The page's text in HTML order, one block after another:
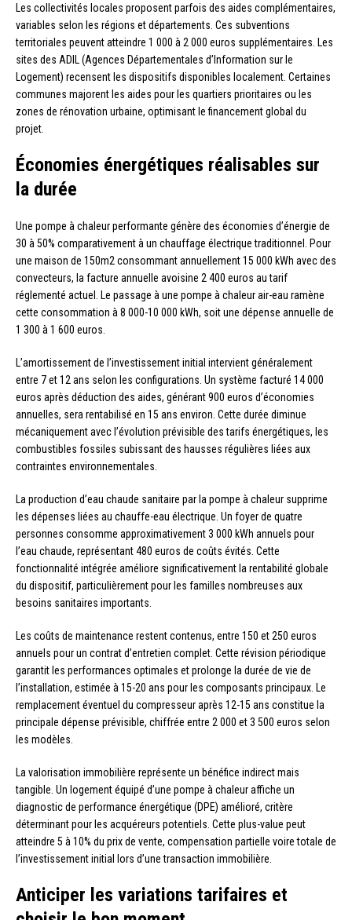
Les collectivités locales proposent parfois des aides complémentaires,
variables selon les régions et départements. Ces subventions
territoriales peuvent atteindre 1 000 à 2 000 euros supplémentaires. Les
sites des ADIL (Agences Départementales d’Information sur le
Logement) recensent les dispositifs disponibles localement. Certaines
communes majorent les aides pour les quartiers prioritaires ou les
zones de rénovation urbaine, optimisant le financement global du
projet.
Économies énergétiques réalisables sur
la durée
Une pompe à chaleur performante génère des économies d’énergie de
30 à 50% comparativement à un chauffage électrique traditionnel. Pour
une maison de 150m2 consommant annuellement 15 000 kWh avec des
convecteurs, la facture annuelle avoisine 2 400 euros au tarif
réglementé actuel. Le passage à une pompe à chaleur air-eau ramène
cette consommation à 8 000-10 000 kWh, soit une dépense annuelle de
1 300 à 1 600 euros.
L’amortissement de l’investissement initial intervient généralement
entre 7 et 12 ans selon les configurations. Un système facturé 14 000
euros après déduction des aides, générant 900 euros d’économies
annuelles, sera rentabilisé en 15 ans environ. Cette durée diminue
mécaniquement avec l’évolution prévisible des tarifs énergétiques, les
combustibles fossiles subissant des hausses régulières liées aux
contraintes environnementales.
La production d’eau chaude sanitaire par la pompe à chaleur supprime
les dépenses liées au chauffe-eau électrique. Un foyer de quatre
personnes consomme approximativement 3 000 kWh annuels pour
l’eau chaude, représentant 480 euros de coûts évités. Cette
fonctionnalité intégrée améliore significativement la rentabilité globale
du dispositif, particulièrement pour les familles nombreuses aux
besoins sanitaires importants.
Les coûts de maintenance restent contenus, entre 150 et 250 euros
annuels pour un contrat d’entretien complet. Cette révision périodique
garantit les performances optimales et prolonge la durée de vie de
l’installation, estimée à 15-20 ans pour les composants principaux. Le
remplacement éventuel du compresseur après 12-15 ans constitue la
principale dépense prévisible, chiffrée entre 2 000 et 3 500 euros selon
les modèles.
La valorisation immobilière représente un bénéfice indirect mais
tangible. Un logement équipé d’une pompe à chaleur affiche un
diagnostic de performance énergétique (DPE) amélioré, critère
déterminant pour les acquéreurs potentiels. Cette plus-value peut
atteindre 5 à 10% du prix de vente, compensation partielle voire totale de
l’investissement initial lors d’une transaction immobilière.
Anticiper les variations tarifaires et